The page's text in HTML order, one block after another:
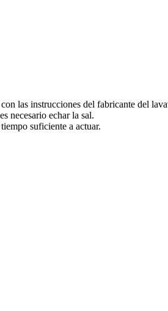
las instrucciones del fabricante del
necesario echar la sal.
suficiente a actuar.